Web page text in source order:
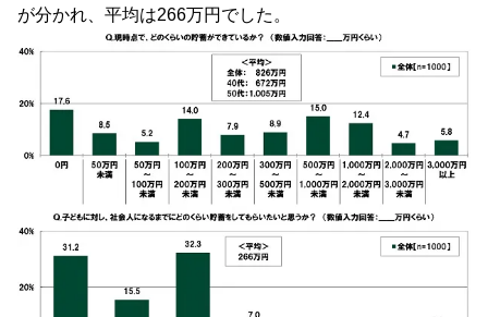
が分かれ、平均は266万円でした。